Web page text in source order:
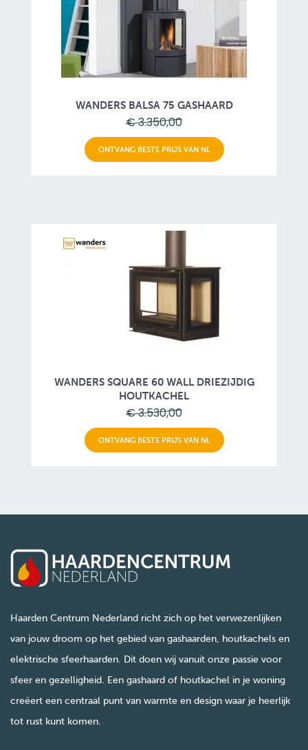
WANDERS BALSA 75 GASHAARD
€ 3.350,00
ONTVANG BESTE PRIJS VAN NL
WANDERS SQUARE 60 WALL DRIEZIJDIG
HOUTKACHEL
€ 3.530,00
ONTVANG BESTE PRIJS VAN NL
Haarden Centrum Nederland richt zich op het verwezenlijken
van jouw droom op het gebied van gashaarden, houtkachels en
elektrische sfeerhaarden. Dit doen wij vanuit onze passie voor
sfeer en gezelligheid. Een gashaard of houtkachel in je woning
creëert een centraal punt van warmte en design waar je heerlijk
tot rust kunt komen.